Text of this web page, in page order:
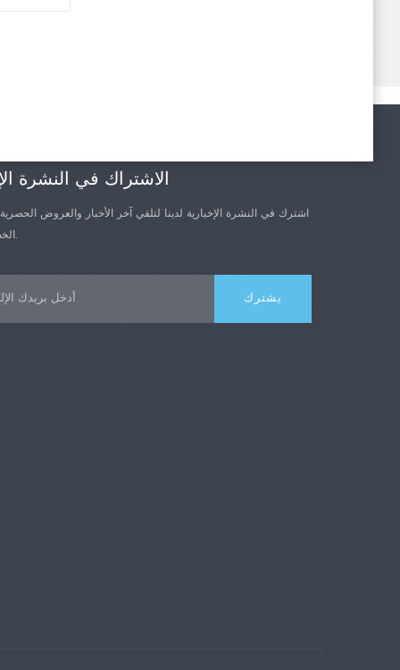
الاشتراك في النشرة
اشترك في النشرة الإخبارية لدينا لتلقي آخر الأخبار والعروض
الخصم الأخرى.